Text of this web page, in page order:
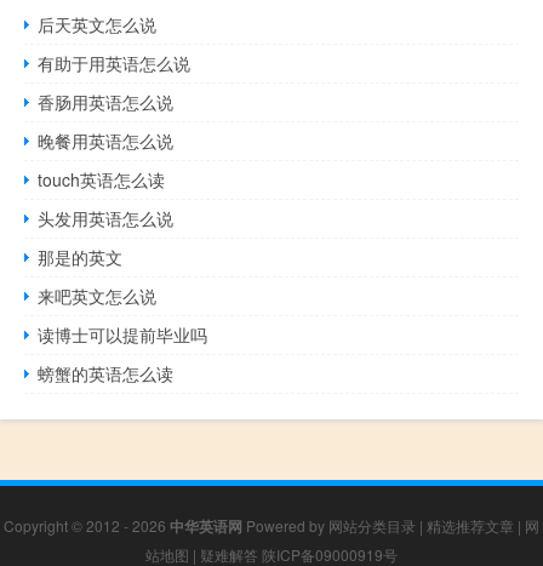
后天英文怎么说
有助于用英语怎么说
香肠用英语怎么说
晚餐用英语怎么说
touch英语怎么读
头发用英语怎么说
那是的英文
来吧英文怎么说
读博士可以提前毕业吗
螃蟹的英语怎么读
Copyright © 2012 - 2026 中华英语网 Powered by 网站分类目录 | 精选推荐文章 | 网
站地图 | 疑难解答 陕ICP备09000919号